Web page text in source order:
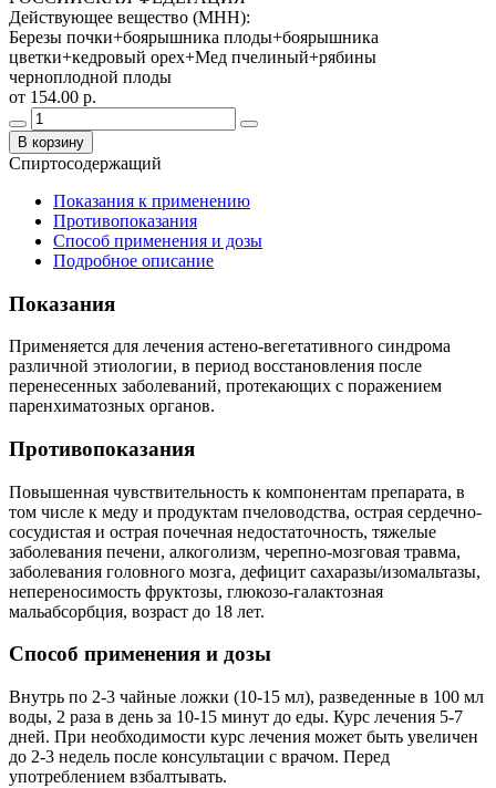
Действующее вещество (МНН):
Березы почки+боярышника плоды+боярышника
цветки+кедровый орех+Мед пчелиный+рябины
черноплодной плоды
от 154.00 р.
В корзину
Спиртосодержащий
Показания к применению
Противопоказания
Способ применения и дозы
Подробное описание
Показания
Применяется для лечения астено-вегетативного синдрома
различной этиологии, в период восстановления после
перенесенных заболеваний, протекающих с поражением
паренхиматозных органов.
Противопоказания
Повышенная чувствительность к компонентам препарата, в
том числе к меду и продуктам пчеловодства, острая сердечно-
сосудистая и острая почечная недостаточность, тяжелые
заболевания печени, алкоголизм, черепно-мозговая травма,
заболевания головного мозга, дефицит сахаразы/изомальтазы,
непереносимость фруктозы, глюкозо-галактозная
мальабсорбция, возраст до 18 лет.
Способ применения и дозы
Внутрь по 2-3 чайные ложки (10-15 мл), разведенные в 100 мл
воды, 2 раза в день за 10-15 минут до еды. Курс лечения 5-7
дней. При необходимости курс лечения может быть увеличен
до 2-3 недель после консультации с врачом. Перед
употреблением взбалтывать.